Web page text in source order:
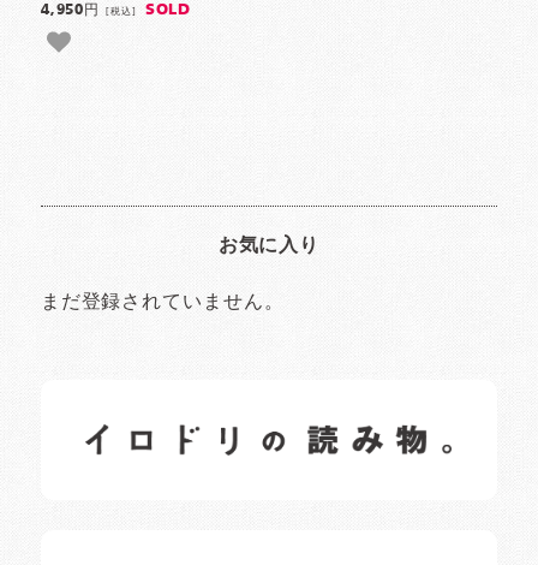
4,950円[税込] SOLD
お気に入り
まだ登録されていません。
日常の様子など随時更新中です。